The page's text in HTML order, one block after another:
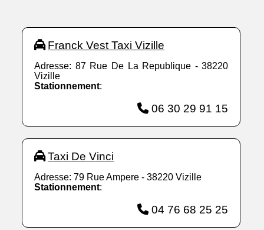
Franck Vest Taxi Vizille
Adresse: 87 Rue De La Republique - 38220
Vizille
Stationnement:
06 30 29 91 15
Taxi De Vinci
Adresse: 79 Rue Ampere - 38220 Vizille
Stationnement:
04 76 68 25 25